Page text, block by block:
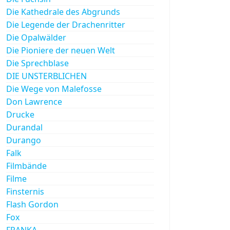
Die Kathedrale des Abgrunds
Die Legende der Drachenritter
Die Opalwälder
Die Pioniere der neuen Welt
Die Sprechblase
DIE UNSTERBLICHEN
Die Wege von Malefosse
Don Lawrence
Drucke
Durandal
Durango
Falk
Filmbände
Filme
Finsternis
Flash Gordon
Fox